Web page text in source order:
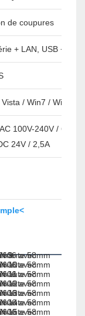
de coupures
+ LAN, USB +
/ Win7 / Win8 /
100V-240V / 60Hz
24V / 2,5A